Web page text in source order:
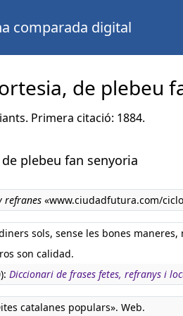
comparada digital
de plebeu
Primera citació: 1884.
plebeu fan senyoria
refranes «www.ciudadfutura.com/
sols, sense les bones
son calidad.
Diccionari de frases fetes, refranys i
catalanes populars». Web.